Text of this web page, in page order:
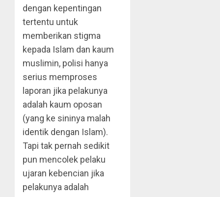
dengan kepentingan
tertentu untuk
memberikan stigma
kepada Islam dan kaum
muslimin, polisi hanya
serius memproses
laporan jika pelakunya
adalah kaum oposan
(yang ke sininya malah
identik dengan Islam).
Tapi tak pernah sedikit
pun mencolek pelaku
ujaran kebencian jika
pelakunya adalah